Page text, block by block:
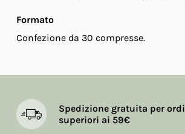
Formato
Confezione da 30 compresse.
Spedizione gratuita per
superiori ai 59€